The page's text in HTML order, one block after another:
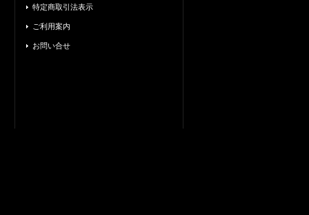
特定商取引法表示
ご利用案内
お問い合せ